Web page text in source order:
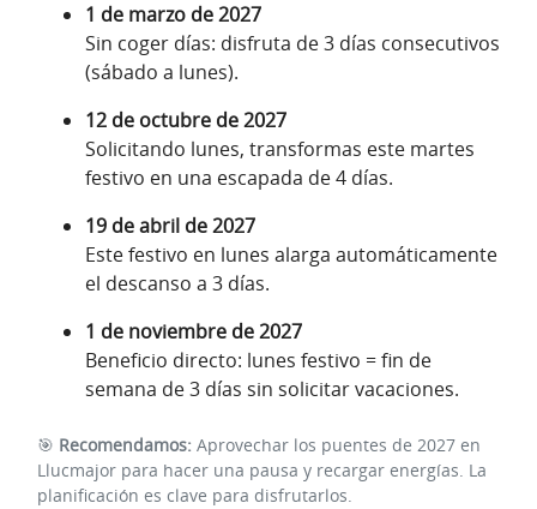
1 de marzo de 2027
Sin coger días: disfruta de 3 días consecutivos
(sábado a lunes).
12 de octubre de 2027
Solicitando lunes, transformas este martes
festivo en una escapada de 4 días.
19 de abril de 2027
Este festivo en lunes alarga automáticamente
el descanso a 3 días.
1 de noviembre de 2027
Beneficio directo: lunes festivo = fin de
semana de 3 días sin solicitar vacaciones.
🎯 Recomendamos: Aprovechar los puentes de 2027 en
Llucmajor para hacer una pausa y recargar energías. La
planificación es clave para disfrutarlos.